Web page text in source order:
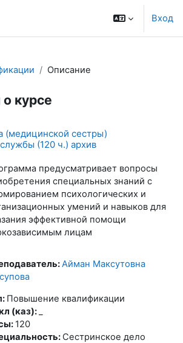
Вход
Описание
курсе
(медицинской сестры)
(120 ч.) архив
предусматривает вопросы
специальных знаний с
психологических и
умений и навыков для
эффективной помощи
лицам
Айман Максутовна
: Повышение квалификации
(каз):
: 120
: Сестринское дело